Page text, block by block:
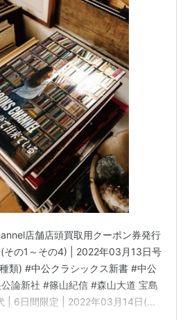
店舗店頭買取用クーポン券発行
その1～その4) | 2022年03月13日号
類) #中公クラシックス新書 #中公
論新社 #篠山紀信 #森山大道 宝島
| 6日間限定 | 2022年03月14日(月